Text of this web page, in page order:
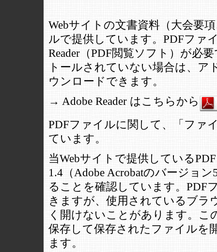
Webサイトの文書資料（大会要
ルで提供しています。PDFファ
Reader（PDF閲覧ソフト）が必
トールされていない場合は、ア
ウンロードできます。
→ Adobe Reader はこちらから
PDFファイルに関して、「ファ
ています。
当Webサイトで提供している
1.4（Adobe Acrobatのバージョ
ることを確認しています。PDF
きますが、使用されているブラ
く開けないことがあります。こ
保存して保存されたファイルを
ます。